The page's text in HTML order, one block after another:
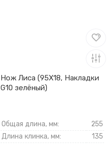
Нож Лиса (95Х18, Накладки
G10 зелёный)
Общая длина, мм:
255
Длина клинка, мм:
135